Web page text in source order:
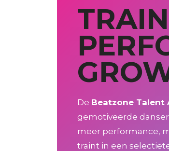
De Beatzone Talent
gemotiveerde
meer performance,
traint in een